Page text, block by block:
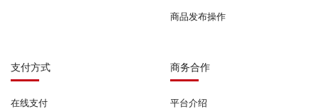
商品发布操作
支付方式
在线支付
商务合作
平台介绍